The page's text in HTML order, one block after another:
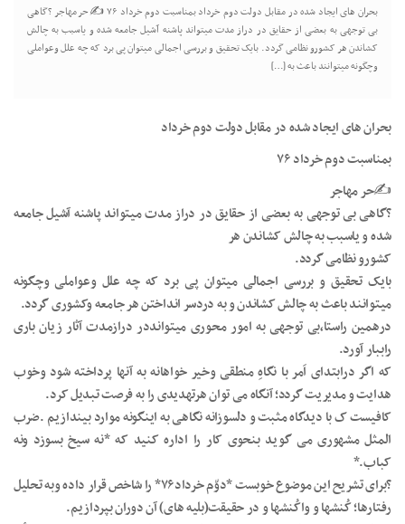
بحران های ایجاد شده در مقابل دولت دوم خرداد بمناسبت دوم خرداد ۷۶ ✍️حر مهاجر ?گاهی
بی توجهی به بعضی از حقایق در دراز مدت میتواند پاشنه آشیل جامعه شده و یاسبب به چالش
کشاندن هر کشورو نظامی گردد. بایک تحقیق و بررسی اجمالی میتوان پی برد که چه علل وعواملی
وچگونه میتوانند باعث به […]
بحران های ایجاد شده در مقابل دولت دوم خرداد
بمناسبت دوم خرداد ۷۶
✍️حر مهاجر
?گاهی بی توجهی به بعضی از حقایق در دراز مدت میتواند پاشنه آشیل جامعه
شده و یاسبب به چالش کشاندن هر
کشورو نظامی گردد.
بایک تحقیق و بررسی اجمالی میتوان پی برد که چه علل وعواملی وچگونه
میتوانند باعث به چالش کشاندن و به دردسر انداختن هر جامعه وکشوری گردد.
درهمین راستا،بی توجهی به امور محوری میتوانددر درازمدت آثار زیان باری
راببار آورد.
که اگر درابتدای اَمر با نگاهِ منطقی وخیر خواهانه به آنها پرداخته شود وخوب
هدایت و مدیریت گردد؛ آنگاه می توان هرتهدیدی را به فرصت تبدیل کرد.
کافیست ک با دیدگاه مثبت و دلسوزانه نگاهی به اینگونه موارد بیندازیم .ضرب
المثل مشهوری می گوید بنحوی کار را اداره کنید که *نه سیخ بسوزد ونه
کباب.*
?برای تشریح این موضوع خوبست *دوّم خرداد۷۶* را شاخص قرار داده وبه تحلیل
رفتارها؛ کُنشها و واکُنشها و در حقیقت(بلیه های) آن دوران بپردازیم.